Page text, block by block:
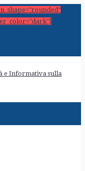
e Informativa sulla